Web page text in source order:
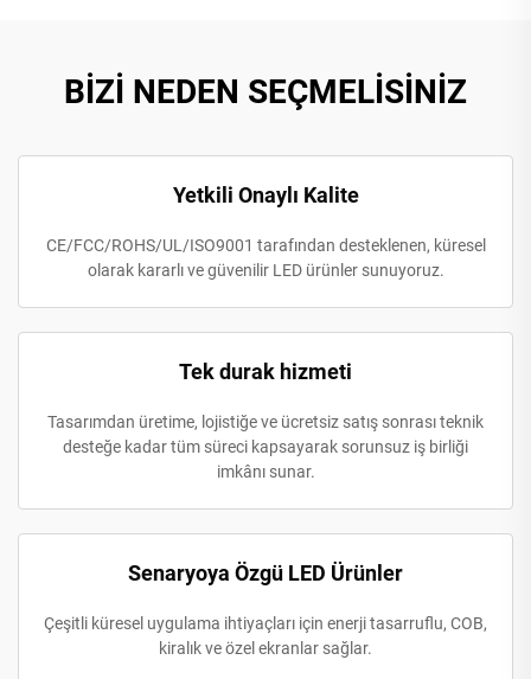
BİZİ NEDEN SEÇMELİSİNİZ
Yetkili Onaylı Kalite
CE/FCC/ROHS/UL/ISO9001 tarafından desteklenen, küresel
olarak kararlı ve güvenilir LED ürünler sunuyoruz.
Tek durak hizmeti
Tasarımdan üretime, lojistiğe ve ücretsiz satış sonrası teknik
desteğe kadar tüm süreci kapsayarak sorunsuz iş birliği
imkânı sunar.
Senaryoya Özgü LED Ürünler
Çeşitli küresel uygulama ihtiyaçları için enerji tasarruflu, COB,
kiralık ve özel ekranlar sağlar.